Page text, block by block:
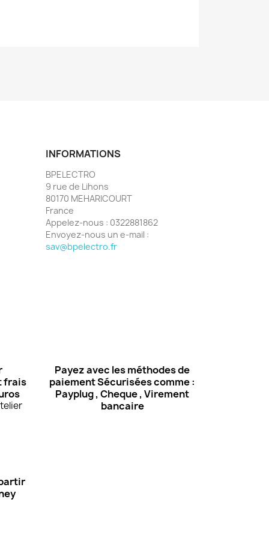
INFORMATIONS
BPELECTRO
9 rue de Lihons
80170 MEHARICOURT
France
Appelez-nous : 0322881862
Envoyez-nous un e-mail :
sav@bpelectro.fr
frais
Payez avec les méthodes de
paiement Sécurisées comme :
Payplug , Cheque , Virement
bancaire